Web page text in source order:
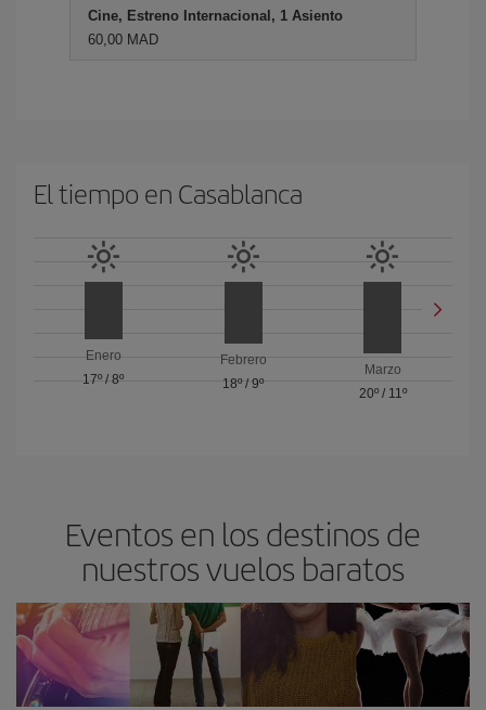
Cine, Estreno Internacional, 1 Asiento
60,00 MAD
El tiempo en Casablanca
Enero
17º /8º
Febrero
18º/ 9º
Marzo
20º/ 11º
Eventos en los destinos de
nuestros vuelos baratos